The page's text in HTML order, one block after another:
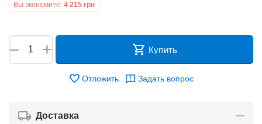
Вы экономите: 4 215 грн
+
− Купить
Отложить Задать вопрос
Доставка